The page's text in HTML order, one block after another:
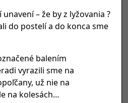
– že by z lyžovania ?
do postelí a do konca sme
balením
vyrazili sme na
už nie na
na kolesách…